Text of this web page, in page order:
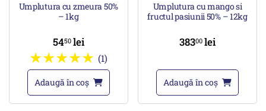
Umplutura cu zmeura 50%
– 1kg
5450 lei
(1)
Adaugă în coș
Umplutura cu mango si
fructul pasiunii 50% – 12kg
38300lei
Adaugă în coș